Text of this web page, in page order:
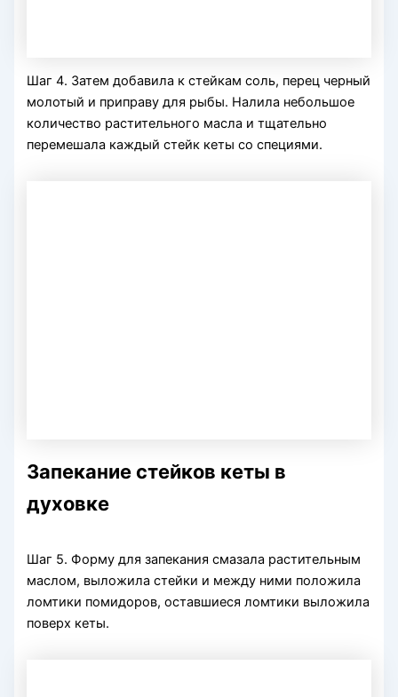
Шаг 4. Затем добавила к стейкам соль, перец черный
молотый и приправу для рыбы. Налила небольшое
количество растительного масла и тщательно
перемешала каждый стейк кеты со специями.
Запекание стейков кеты в
духовке
Шаг 5. Форму для запекания смазала растительным
маслом, выложила стейки и между ними положила
ломтики помидоров, оставшиеся ломтики выложила
поверх кеты.